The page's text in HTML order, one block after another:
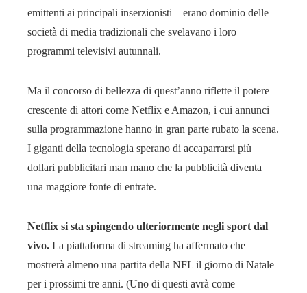
emittenti ai principali inserzionisti – erano dominio delle
società di media tradizionali che svelavano i loro
programmi televisivi autunnali.
Ma il concorso di bellezza di quest’anno riflette il potere
crescente di attori come Netflix e Amazon, i cui annunci
sulla programmazione hanno in gran parte rubato la scena.
I giganti della tecnologia sperano di accaparrarsi più
dollari pubblicitari man mano che la pubblicità diventa
una maggiore fonte di entrate.
Netflix si sta spingendo ulteriormente negli sport dal
vivo. La piattaforma di streaming ha affermato che
mostrerà almeno una partita della NFL il giorno di Natale
per i prossimi tre anni. (Uno di questi avrà come